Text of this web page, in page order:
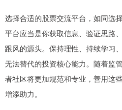
选择合适的股票交流平台，如同选
平台应当是你获取信息、验证思路
跟风的源头。保持理性、持续学习
无法替代的投资核心能力。随着监
者社区将更加规范和专业，善用这
增添助力。